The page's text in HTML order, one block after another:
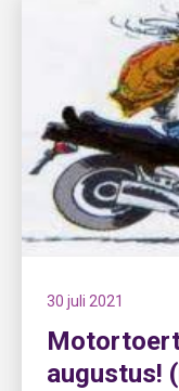
30 juli 2021
augustus!